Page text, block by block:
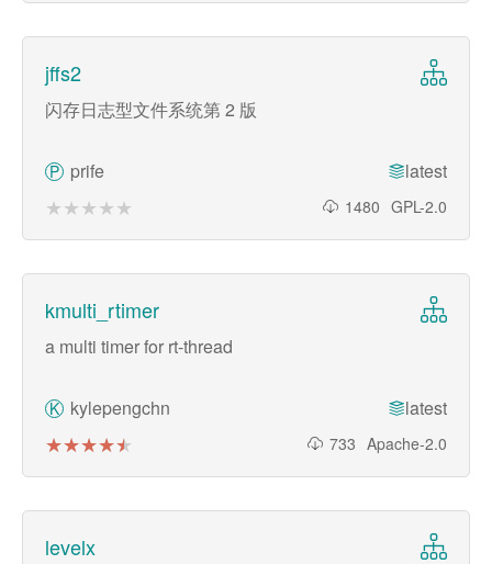
jffs2
闪存日志型文件系统第 2 版
P prife latest
★★★★★
★★★★★ 1480 GPL-2.0
kmulti_rtimer
a multi timer for rt-thread
K kylepengchn latest
★★★★★
★★★★★ 733 Apache-2.0
levelx